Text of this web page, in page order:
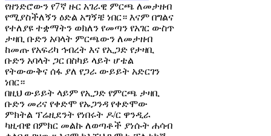
የዘንድሮውን የ7ኛ ዙር አገራዊ ምርጫ ለመታዘብ
የሚያስችለኝን ዕድል አግኝቼ ነበር። እናም በግልና
የተለያዩ ተቋማትን ወክለን የመጣን የአገር ውስጥ
ታዛቢ ቡድን አባላት ምርጫውን ለመታዘብ
ከመጡ የአፍሪካ ኅብረት እና የኢጋድ የታዛቢ
ቡድን አባላት ጋር በስካይ ላይት ሆቴል
የትውውቅና ሰፋ ያለ የጋራ ውይይት አድርገን
ነበር።
በዚህ ውይይት ላይም የኢጋድ የምርጫ ታዛቢ
ቡድን መሪና የቀድሞ የኡጋንዳ የቀድሞው
ምክትል ፕሬዚደንት የነበሩት ዶ/ር ዋንዲራ
ካዚብዌ በምክር መልኩ ለወጣቶች ያነሱት ሐሳብ